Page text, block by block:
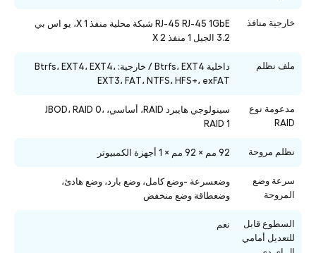
خارجية منافذ
RJ-45 RJ-45 1GbE شبكة محلية منفذ X 1، يو اس بي
3.2 الجيل 1 منفذ X 2
ملف نظلم
داخلية Btrfs، EXT4 / خارجية: Btrfs، EXT4، EXT4،
EXT3، FAT، NTFS، HFS+، exFAT
مدعومة نوع
RAID
سينولوجي هايبرد RAID، أساسي، JBOD، RAID 0،
RAID 1
نظلم مروحة 92 مم × 92 مم × 1 أجهزة الكمبيوتر
سرعة وضع
المروحة
وضعسرعة -وضع كامل، وضع بارد، وضع هادئ،
وضعطاقة وضع منخفض
السطوع قابل
للتعديل أمامي
نعم